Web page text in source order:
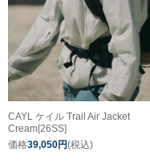
CAYL ケイル Trail Air Jacket
Cream[26SS]
価格39,050円(税込)